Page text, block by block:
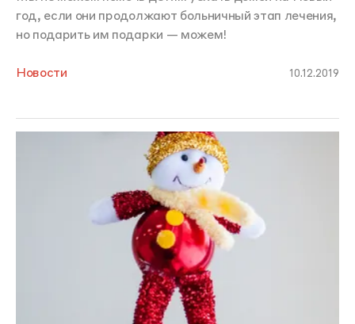
год, если они продолжают больничный этап лечения,
но подарить им подарки — можем!
Новости 10.12.2019